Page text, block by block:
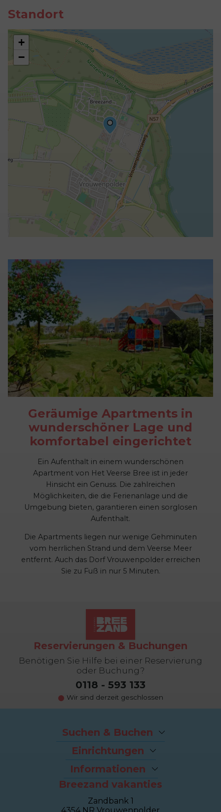
Standort
+
−
Geräumige Apartments in
wunderschöner Lage und
komfortabel eingerichtet
Ein Aufenthalt in einem wunderschönen
Apartment von Het Veerse Bree ist in jeder
Hinsicht ein Genuss. Die zahlreichen
Möglichkeiten, die die Ferienanlage und die
Umgebung bieten, garantieren einen sorglosen
Aufenthalt.
Die Apartments liegen nur wenige Gehminuten
vom herrlichen Strand und dem Veerse Meer
entfernt. Auch das Dorf Vrouwenpolder erreichen
Sie zu Fuß in nur 5 Minuten.
Reservierungen & Buchungen
Benötigen Sie Hilfe bei einer Reservierung
oder Buchung?
0118 - 593 133
Wir sind derzeit geschlossen
Suchen & Buchen
Angebote
Last-Minutes
Ferienhäuser
Ferienwohnungen
Sealofts
Gruppenhäuser
Einrichtungen
Der Strand
Fahrradverleih
Brasserie Dune
Breezand Gym
Informationen
Kontakt und Adresse
Eigentümer Dashboard
Breezand vakanties
Zandbank 1